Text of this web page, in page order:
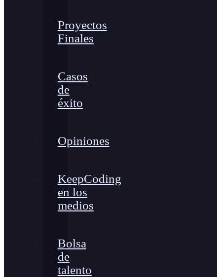
Proyectos
Finales
Casos
de
éxito
Opiniones
KeepCoding
en los
medios
Bolsa
de
talento